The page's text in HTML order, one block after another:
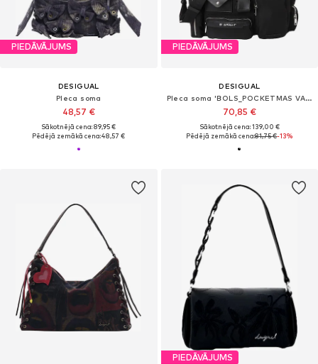
PIEDĀVĀJUMS
DESIGUAL
Pleca soma
48,57 €
Sākotnējā cena: 89,95 €
Pēdējā zemākā cena:48,57 €
PIEDĀVĀJUMS
DESIGUAL
Pleca soma 'BOLS_POCKETMAS VARADERO'
70,85 €
Sākotnējā cena: 139,00 €
Pēdējā zemākā cena:81,75 €-13%
PIEDĀVĀJUMS